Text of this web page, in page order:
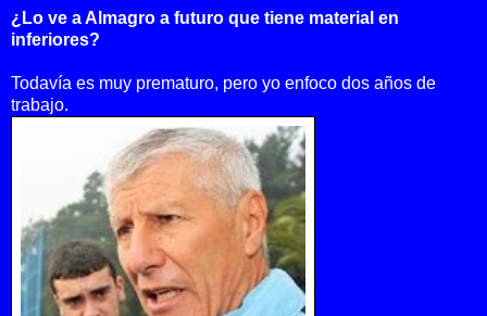
¿Lo ve a Almagro a futuro que tiene material en
inferiores?
Todavía es muy prematuro, pero yo enfoco dos años de
trabajo.